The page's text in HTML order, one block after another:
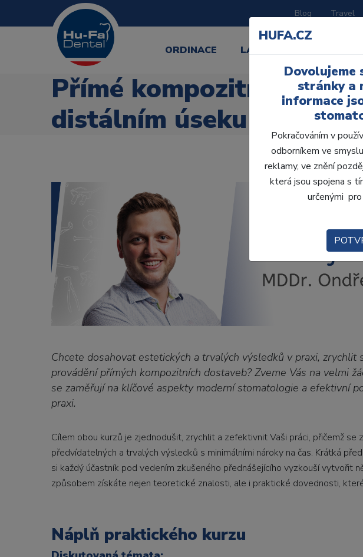
Blog Travel
ORDINACE LABORATOŘ
Přímé kompozitní
distálním úseku
Chcete dosahovat estetických a trvalých výsledků v praxi,
provádění přímých kompozitních dostaveb? Zveme Vás na velmi
se zaměřují na klíčové aspekty moderní stomatologie a efektivní
praxi.
Cílem obou kurzů je zjednodušit, zrychlit a zefektivnit Vaši práci, přičemž se
předvídatelných a trvalých výsledků s minimálními nároky na čas. Krátká
si každý účastník pod vedením zkušeného přednášejícího vyzkouší vytvořit
způsobem získáte nejen teoretické znalosti, ale i praktické dovednosti,
Náplň praktického kurzu
HUFA.CZ
Dovolujeme
stránky a
informace
Pokračováním v
odborníkem ve
reklamy, ve znění
která jsou spojena s
určenými